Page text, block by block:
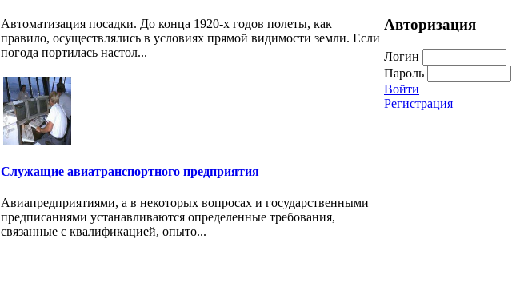
Автоматизация посадки. До конца 1920-х годов полеты, как
правило, осуществлялись в условиях прямой видимости земли. Если
погода портилась настол...
Служащие авиатранспортного предприятия
Авиапредприятиями, а в некоторых вопросах и государственными
предписаниями устанавливаются определенные требования,
связанные с квалификацией, опыто...
Авторизация
Логин
Пароль
Войти
Регистрация